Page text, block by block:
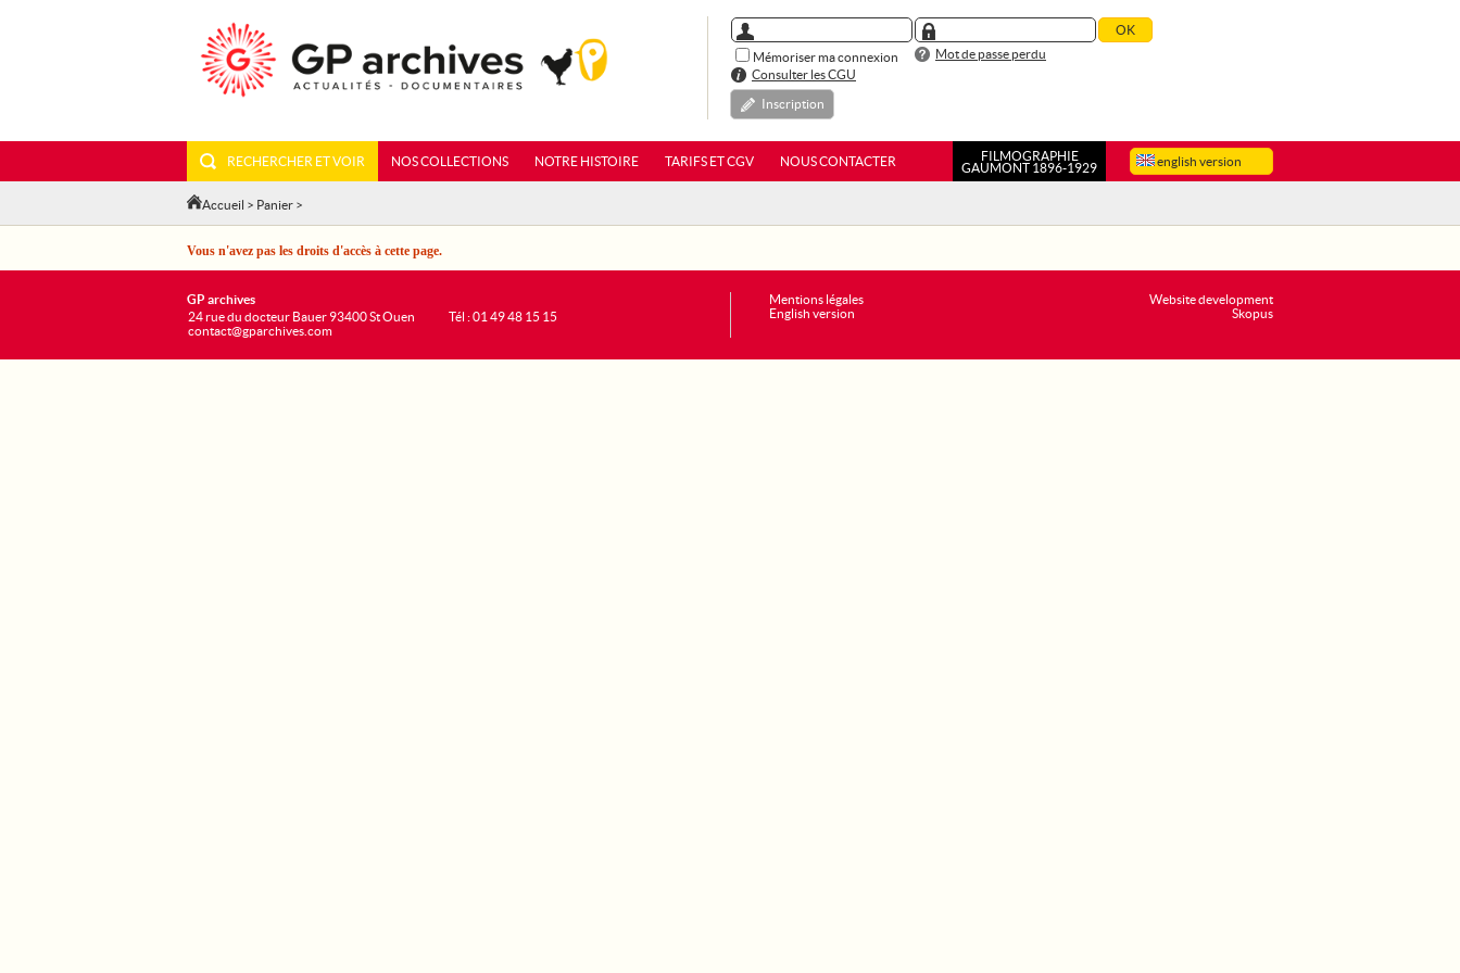
Mémoriser ma connexion
Mot de passe perdu
Consulter les CGU
Inscription
english version
RECHERCHER ET VOIR NOS COLLECTIONS NOTRE HISTOIRE TARIFS ET CGV NOUS CONTACTER
FILMOGRAPHIE
GAUMONT 1896-1929
Accueil > Panier >
Vous n'avez pas les droits d'accès à cette page.
Website development
Skopus
GP archives
24 rue du docteur Bauer 93400 St Ouen
contact@gparchives.com
Tél : 01 49 48 15 15
Mentions légales
English version